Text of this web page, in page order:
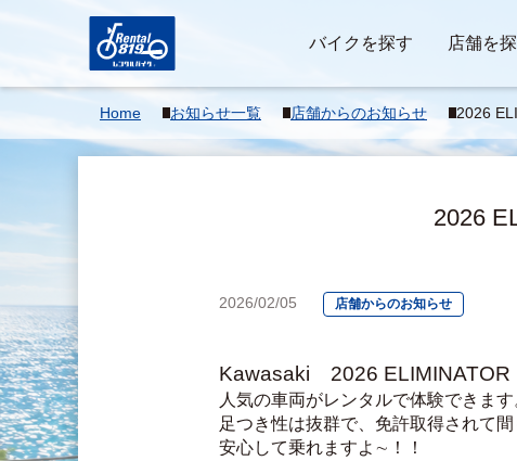
バイクを探す 店舗を
Home お知らせ一覧 店舗からのお知らせ
2026
入り！
2026
2026/02/05 店舗からのお知らせ
Kawasaki　2026 ELIMINATOR
人気の車両がレンタルで体験できます
足つき性は抜群で、免許取得されて
安心して乗れますよ∼！！